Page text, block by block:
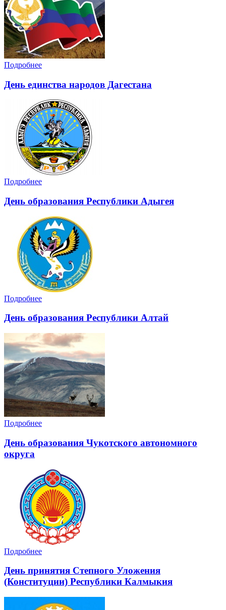
Подробнее
День единства народов Дагестана
Подробнее
День образования Республики Адыгея
Подробнее
День образования Республики Алтай
Подробнее
День образования Чукотского автономного
округа
Подробнее
День принятия Степного Уложения
(Конституции) Республики Калмыкия